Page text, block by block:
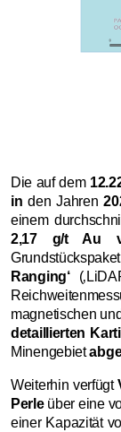
Die auf dem
in den Jahren
einem
2,17 g/t Au
Ranging‘
magnetischen
detaillierten
Minengebiet
Weiterhin verfügt
Perleüber eine
einer Kapazität